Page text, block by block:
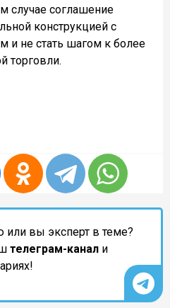
случае соглашение
конструкцией с
и не стать шагом к более
торговли.
или вы эксперт в теме?
телеграм-канал и